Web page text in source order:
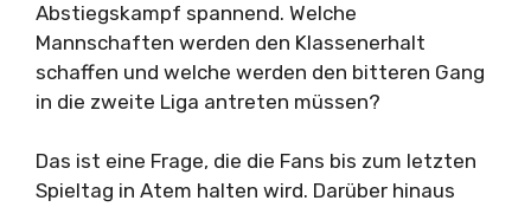
Abstiegskampf spannend. Welche
Mannschaften werden den Klassenerhalt
schaffen und welche werden den bitteren Gang
in die zweite Liga antreten müssen?
Das ist eine Frage, die die Fans bis zum letzten
Spieltag in Atem halten wird. Darüber hinaus